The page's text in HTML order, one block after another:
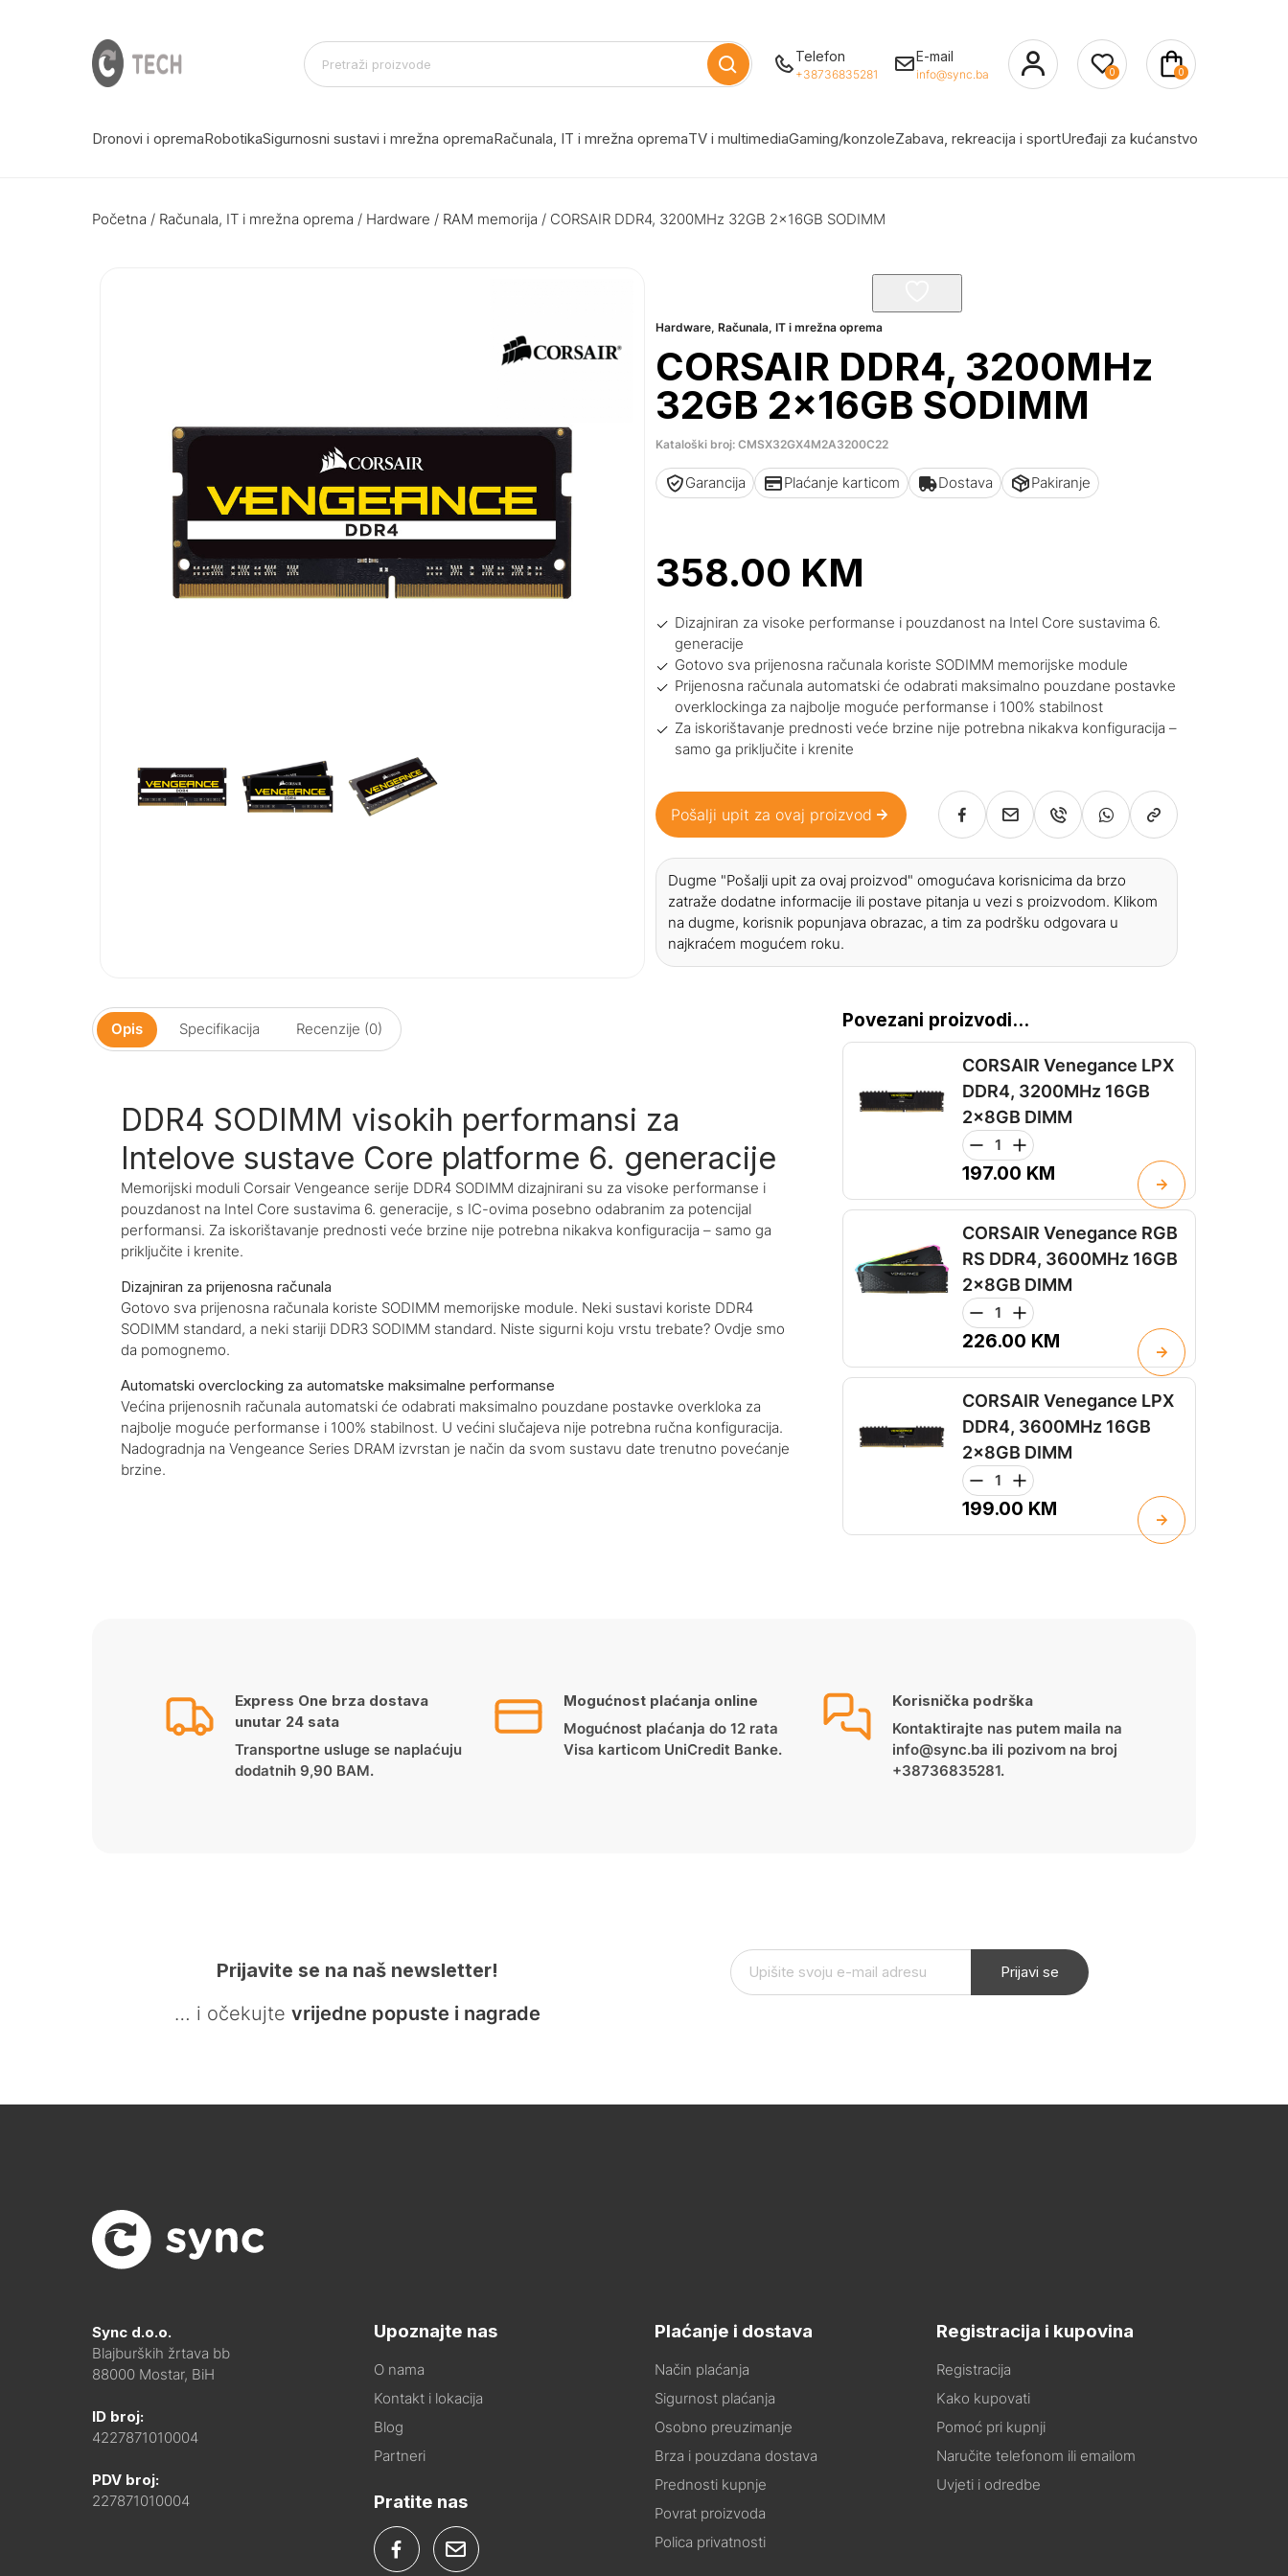
Telefon
+38736835281
E-mail
info@sync.ba 0 0
Dronovi i opremaRobotikaSigurnosni sustavi i mrežna opremaRačunala, IT i mrežna opremaTV i multimediaGaming/konzoleZabava, rekreacija i sportUređaji za kućanstvo
Početna / Računala, IT i mrežna oprema / Hardware / RAM memorija / CORSAIR DDR4, 3200MHz 32GB 2x16GB SODIMM
Hardware,Računala, IT i mrežna oprema
CORSAIR DDR4, 3200MHz
32GB 2x16GB SODIMM
Kataloški broj: CMSX32GX4M2A3200C22
Garancija Plaćanje karticom Dostava Pakiranje
358.00 KM
Dizajniran za visoke performanse i pouzdanost na Intel Core sustavima 6.
generacije
Gotovo sva prijenosna računala koriste SODIMM memorijske module
Prijenosna računala automatski će odabrati maksimalno pouzdane postavke
overklockinga za najbolje moguće performanse i 100% stabilnost
Za iskorištavanje prednosti veće brzine nije potrebna nikakva konfiguracija –
samo ga priključite i krenite
Pošalji upit za ovaj proizvod
Dugme "Pošalji upit za ovaj proizvod" omogućava korisnicima da brzo
zatraže dodatne informacije ili postave pitanja u vezi s proizvodom. Klikom
na dugme, korisnik popunjava obrazac, a tim za podršku odgovara u
najkraćem mogućem roku.
Opis Specifikacija Recenzije (0)
DDR4 SODIMM visokih performansi za
Intelove sustave Core platforme 6. generacije
Memorijski moduli Corsair Vengeance serije DDR4 SODIMM dizajnirani su za visoke performanse i
pouzdanost na Intel Core sustavima 6. generacije, s IC-ovima posebno odabranim za potencijal
performansi. Za iskorištavanje prednosti veće brzine nije potrebna nikakva konfiguracija – samo ga
priključite i krenite.
Dizajniran za prijenosna računala
Gotovo sva prijenosna računala koriste SODIMM memorijske module. Neki sustavi koriste DDR4
SODIMM standard, a neki stariji DDR3 SODIMM standard. Niste sigurni koju vrstu trebate? Ovdje smo
da pomognemo.
Automatski overclocking za automatske maksimalne performanse
Većina prijenosnih računala automatski će odabrati maksimalno pouzdane postavke overkloka za
najbolje moguće performanse i 100% stabilnost. U većini slučajeva nije potrebna ručna konfiguracija.
Nadogradnja na Vengeance Series DRAM izvrstan je način da svom sustavu date trenutno povećanje
brzine.
Povezani proizvodi...
CORSAIR Venegance LPX
DDR4, 3200MHz 16GB
2x8GB DIMM
197.00 KM
CORSAIR Venegance RGB
RS DDR4, 3600MHz 16GB
2x8GB DIMM
226.00 KM
CORSAIR Venegance LPX
DDR4, 3600MHz 16GB
2x8GB DIMM
199.00 KM
Express One brza dostava
unutar 24 sata
Transportne usluge se naplaćuju
dodatnih 9,90 BAM.
Mogućnost plaćanja online
Mogućnost plaćanja do 12 rata
Visa karticom UniCredit Banke.
Korisnička podrška
Kontaktirajte nas putem maila na
info@sync.ba ili pozivom na broj
+38736835281.
Prijavite se na naš newsletter!
… i očekujte vrijedne popuste i nagrade
Prijavi se
Sync d.o.o.
Blajburških žrtava bb
88000 Mostar, BiH
ID broj:
4227871010004
PDV broj:
227871010004
Upoznajte nas
O nama
Kontakt i lokacija
Blog
Partneri
Pratite nas
Plaćanje i dostava
Način plaćanja
Sigurnost plaćanja
Osobno preuzimanje
Brza i pouzdana dostava
Prednosti kupnje
Povrat proizvoda
Polica privatnosti
Registracija i kupovina
Registracija
Kako kupovati
Pomoć pri kupnji
Naručite telefonom ili emailom
Uvjeti i odredbe